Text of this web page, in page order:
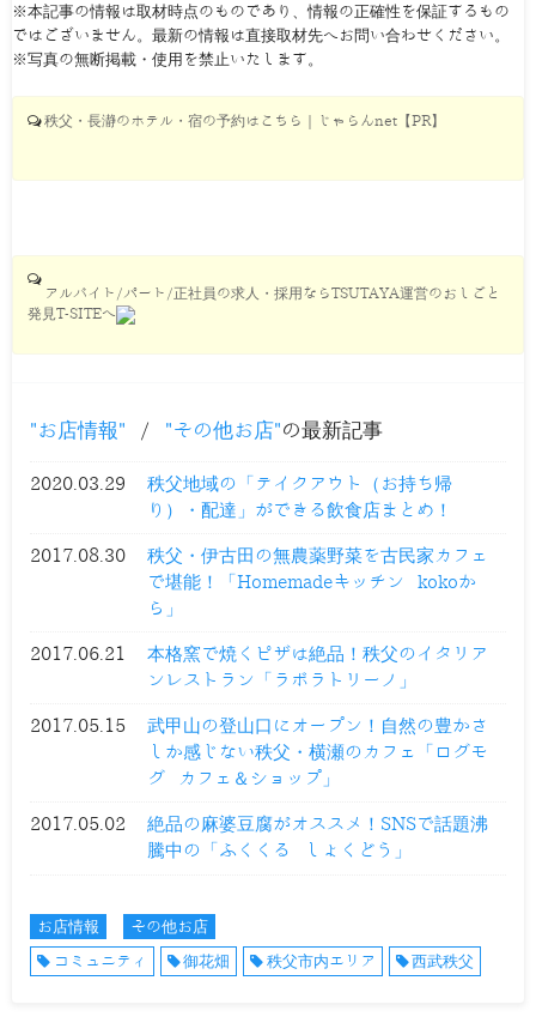
※本記事の情報は取材時点のものであり、情報の正確性を保証するもの
ではございません。最新の情報は直接取材先へお問い合わせください。
※写真の無断掲載・使用を禁止いたします。
秩父・長瀞のホテル・宿の予約はこちら｜じゃらんnet【PR】
アルバイト/パート/正社員の求人・採用ならTSUTAYA運営のおしごと
発見T-SITEへ
お店情報 / その他お店 の最新記事
2020.03.29
秩父地域の「テイクアウト（お持ち帰
り）・配達」ができる飲食店まとめ！
2017.08.30
秩父・伊古田の無農薬野菜を古民家カフェ
で堪能！「Homemadeキッチン kokoか
ら」
2017.06.21
本格窯で焼くピザは絶品！秩父のイタリア
ンレストラン「ラボラトリーノ」
2017.05.15
武甲山の登山口にオープン！自然の豊かさ
しか感じない秩父・横瀬のカフェ「ログモ
グ カフェ＆ショップ」
2017.05.02
絶品の麻婆豆腐がオススメ！SNSで話題沸
騰中の「ふくくる しょくどう」
お店情報 その他お店
コミュニティ 御花畑 秩父市内エリア 西武秩父